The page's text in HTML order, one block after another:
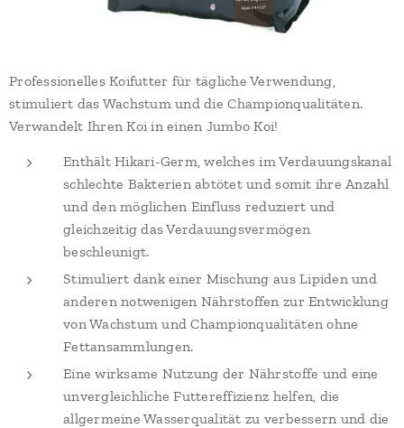
Professionelles Koifutter für tägliche Verwendung,
stimuliert das Wachstum und die Championqualitäten.
Verwandelt Ihren Koi in einen Jumbo Koi!
Enthält Hikari-Germ, welches im Verdauungskanal
schlechte Bakterien abtötet und somit ihre Anzahl
und den möglichen Einfluss reduziert und
gleichzeitig das Verdauungsvermögen
beschleunigt.
Stimuliert dank einer Mischung aus Lipiden und
anderen notwenigen Nährstoffen zur Entwicklung
von Wachstum und Championqualitäten ohne
Fettansammlungen.
Eine wirksame Nutzung der Nährstoffe und eine
unvergleichliche Futtereffizienz helfen, die
allgermeine Wasserqualität zu verbessern und die